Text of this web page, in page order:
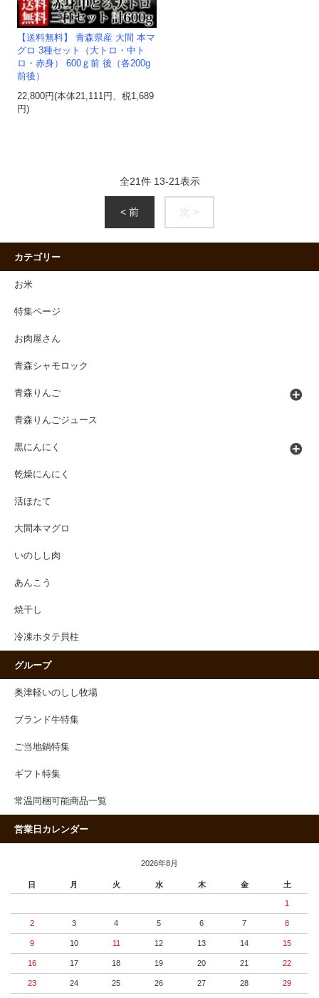
【送料無料】 青森県産 大間 本マ
グロ 3種セット（大トロ・中ト
ロ・赤身） 600ｇ前 後（各200g
前後）
22,800円(本体21,111円、税1,689
円)
全21件 13-21表示
< 前 次 >
カテゴリー
お米
特集ページ
お肉屋さん
青森シャモロック
青森りんご
青森りんごジュース
黒にんにく
乾燥にんにく
活ほたて
大間本マグロ
いのしし肉
あんこう
焼干し
冷凍ホタテ貝柱
グループ
奥津軽いのしし牧場
ブランド牛特集
ご当地鍋特集
ギフト特集
常温同梱可能商品一覧
営業日カレンダー
2026年8月
日 月 火 水 木 金 土
1
2 3 4 5 6 7 8
9 10 11 12 13 14 15
16 17 18 19 20 21 22
23 24 25 26 27 28 29